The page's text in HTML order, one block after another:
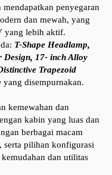
penyegaran
dan mewah, yang
yang lebih aktif.
T-Shape Headlamp,
17- inch Alloy
Trapezoid
yang disempurnakan.
kemewahan dan
kabin yang luas dan
berbagai macam
serta pilihan konfigurasi
dan utilitas